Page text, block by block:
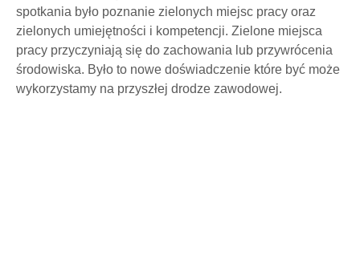
spotkania było poznanie zielonych miejsc pracy oraz
zielonych umiejętności i kompetencji. Zielone miejsca
pracy przyczyniają się do zachowania lub przywrócenia
środowiska. Było to nowe doświadczenie które być może
wykorzystamy na przyszłej drodze zawodowej.